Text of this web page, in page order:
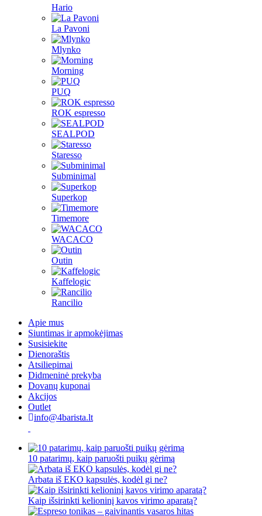
Hario
La Pavoni
Mlynko
Morning
PUQ
ROK espresso
SEALPOD
Staresso
Subminimal
Superkop
Timemore
WACACO
Outin
Kaffelogic
Rancilio
Apie mus
Siuntimas ir apmokėjimas
Susisiekite
Dienoraštis
Atsiliepimai
Didmeninė prekyba
Dovanų kuponai
Akcijos
Outlet
info@4barista.lt
10 patarimų, kaip paruošti puikų gėrimą
Arbata iš EKO kapsulės, kodėl gi ne?
Kaip išsirinkti kelioninį kavos virimo aparatą?